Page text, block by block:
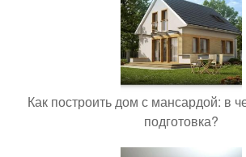
Как построить дом с мансардой: в
подготовка?